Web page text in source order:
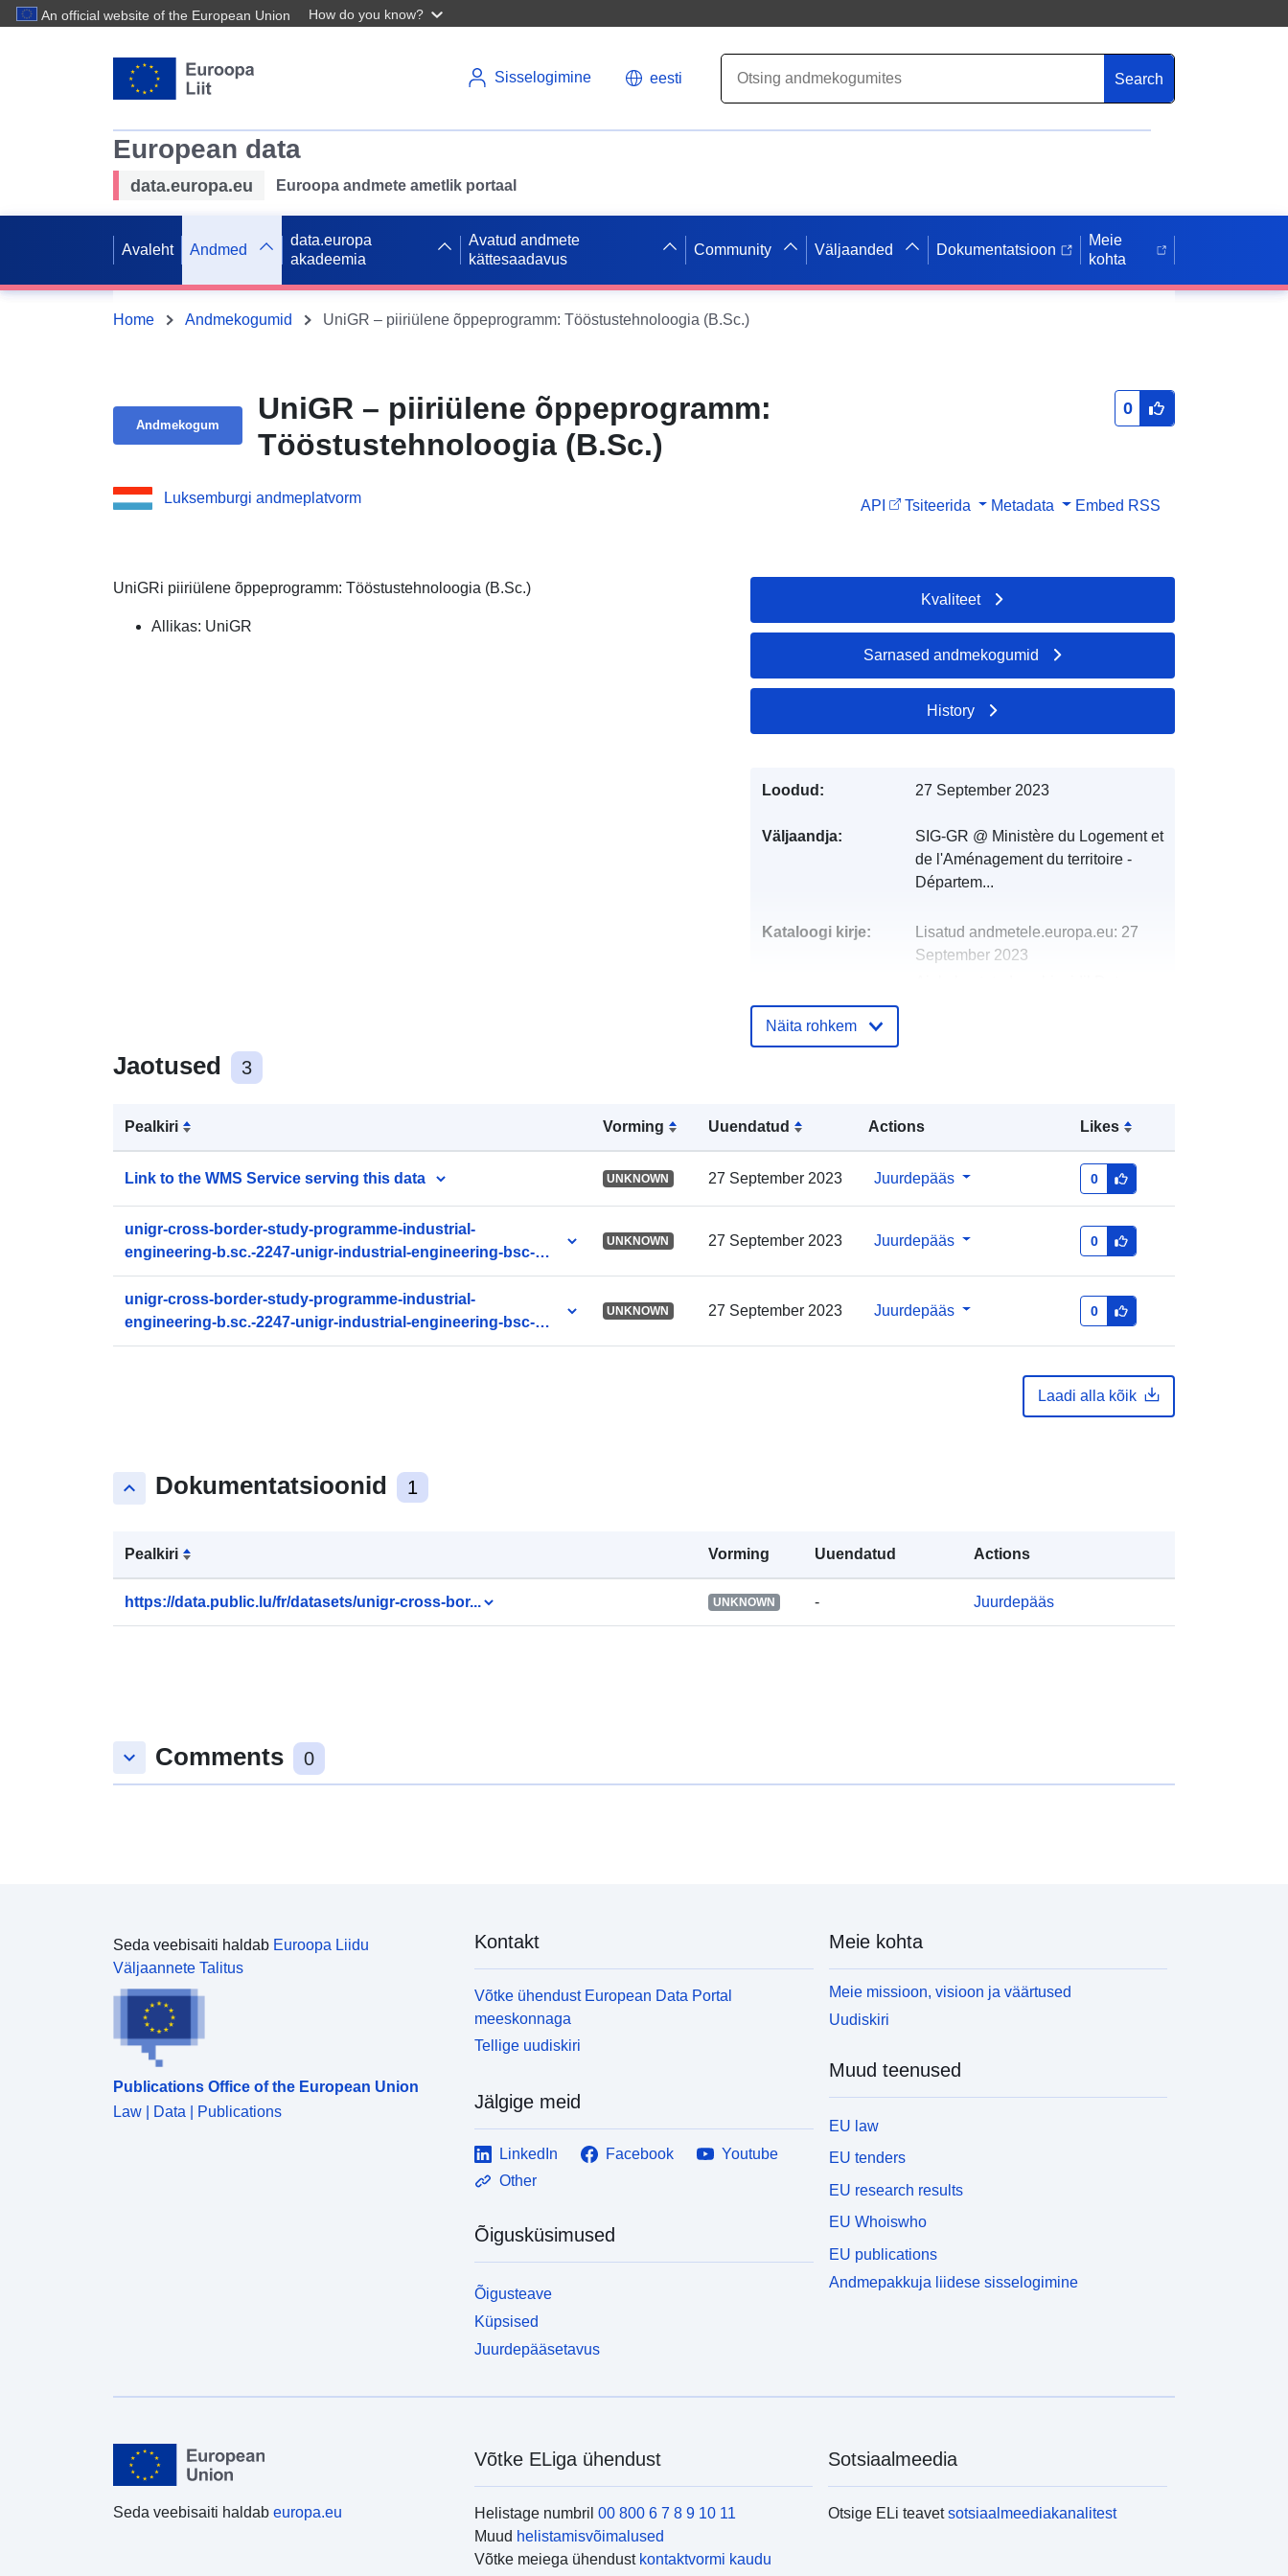
An official website of the European Union How do you know?
Sisselogimine eesti Search
European data
data.europa.eu Euroopa andmete ametlik portaal
Avaleht Andmed
data.europa
akadeemia
Avatud andmete
kättesaadavus
Community Väljaanded Dokumentatsioon
Meie
kohta
Home Andmekogumid UniGR – piiriülene õppeprogramm: Tööstustehnoloogia (B.Sc.)
Andmekogum
UniGR – piiriülene õppeprogramm:
Tööstustehnoloogia (B.Sc.)
0
Luksemburgi andmeplatvorm API Tsiteerida Metadata Embed RSS
UniGRi piiriülene õppeprogramm: Tööstustehnoloogia (B.Sc.)
Allikas: UniGR
Jaotused 3
Pealkiri Vorming Uuendatud Actions Likes
Link to the WMS Service serving this data UNKNOWN 27 September 2023 Juurdepääs 0
unigr-cross-border-study-programme-industrial-
engineering-b.sc.-2247-unigr-industrial-engineering-bsc-
1.geojson
UNKNOWN 27 September 2023 Juurdepääs 0
unigr-cross-border-study-programme-industrial-
engineering-b.sc.-2247-unigr-industrial-engineering-bsc-
1.shp.zip
UNKNOWN 27 September 2023 Juurdepääs 0
Laadi alla kõik
keyboard_arrow_up Dokumentatsioonid 1
Pealkiri Vorming Uuendatud Actions
https://data.public.lu/fr/datasets/unigr-cross-bor... UNKNOWN - Juurdepääs
Kvaliteet
Sarnased andmekogumid
History
Loodud: 27 September 2023
Väljaandja:
SIG-GR @ Ministère du Logement et
de l'Aménagement du territoire -
Départem...
Kataloogi kirje: Lisatud andmetele.europa.eu: 27
September 2023
perioodilisus:
Näita rohkem
keyboard_arrow_down Comments 0
Seda veebisaiti haldab Euroopa Liidu
Väljaannete Talitus
Publications Office of the European Union
Law | Data | Publications
Kontakt
Võtke ühendust European Data Portal
meeskonnaga
Tellige uudiskiri
Jälgige meid
LinkedIn Facebook
Youtube
Other
Õigusküsimused
Õigusteave
Küpsised
Juurdepääsetavus
Meie kohta
Meie missioon, visioon ja väärtused
Uudiskiri
Muud teenused
EU law
EU tenders
EU research results
EU Whoiswho
EU publications
Andmepakkuja liidese sisselogimine
Seda veebisaiti haldab europa.eu
Võtke ELiga ühendust
Helistage numbril 00 800 6 7 8 9 10 11
Muud helistamisvõimalused
Võtke meiega ühendust kontaktvormi kaudu
Sotsiaalmeedia
Otsige ELi teavetsotsiaalmeediakanalitest